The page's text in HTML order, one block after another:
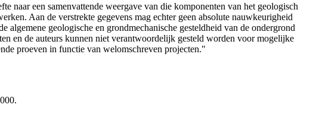
naar een samenvattende weergave van die komponenten van het geologisch
Aan de verstrekte gegevens mag echter geen absolute nauwkeurigheid
geologische en grondmechanische gesteldheid van de ondergrond
en de auteurs kunnen niet verantwoordelijk gesteld worden voor mogelijke
proeven in functie van welomschreven projecten."